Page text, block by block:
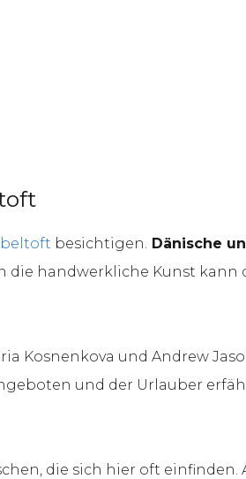
besichtigen. Dänische
handwerkliche Kunst kann
Kosnenkova und Andrew
und der Urlauber
die sich hier oft einfinden.